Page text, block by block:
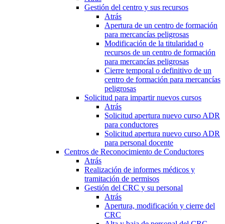
Gestión del centro y sus recursos
Atrás
Apertura de un centro de formación
para mercancías peligrosas
Modificación de la titularidad o
recursos de un centro de formación
para mercancías peligrosas
Cierre temporal o definitivo de un
centro de formación para mercancías
peligrosas
Solicitud para impartir nuevos cursos
Atrás
Solicitud apertura nuevo curso ADR
para conductores
Solicitud apertura nuevo curso ADR
para personal docente
Centros de Reconocimiento de Conductores
Atrás
Realización de informes médicos y
tramitación de permisos
Gestión del CRC y su personal
Atrás
Apertura, modificación y cierre del
CRC